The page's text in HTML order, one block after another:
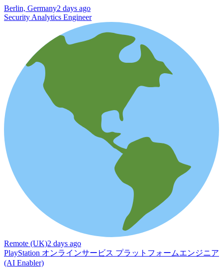
Berlin, Germany2 days ago
Security Analytics Engineer
Remote (UK)2 days ago
PlayStation オンラインサービス プラットフォームエンジニア
(AI Enabler)